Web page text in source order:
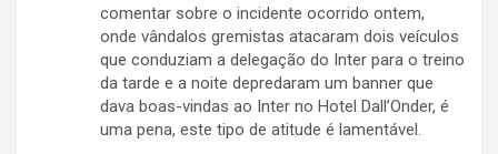
comentar sobre o incidente ocorrido ontem,
onde vândalos gremistas atacaram dois veículos
que conduziam a delegação do Inter para o treino
da tarde e a noite depredaram um banner que
dava boas-vindas ao Inter no Hotel Dall’Onder, é
uma pena, este tipo de atitude é lamentável.